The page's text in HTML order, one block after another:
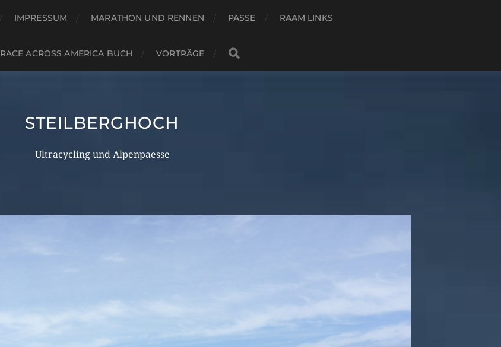
IMPRESSUM MARATHON UND RENNEN PÄSSE RAAM LINKS
RACE ACROSS AMERICA BUCH VORTRÄGE
STEILBERGHOCH
Ultracycling und Alpenpaesse